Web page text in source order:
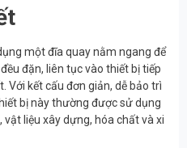
một đĩa quay nằm ngang để
đặn, liên tục vào thiết bị tiếp
Với kết cấu đơn giản, dễ bảo trì
bị này thường được sử dụng
liệu xây dựng, hóa chất và xi